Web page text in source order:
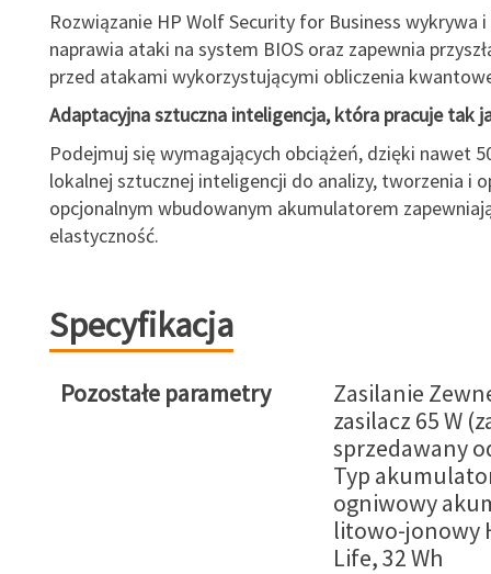
Rozwiązanie HP Wolf Security for Business wykrywa
naprawia ataki na system BIOS oraz zapewnia
przed atakami wykorzystującymi obliczenia
Adaptacyjna sztuczna inteligencja, która pracuje tak
Podejmuj się wymagających obciążeń, dzięki nawet
lokalnej sztucznej inteligencji do analizy, tworzenia i
opcjonalnym wbudowanym akumulatorem
elastyczność.
Specyfikacja
Pozostałe parametry
Zasilanie
zasilacz 65 W
sprzedawany
Typ
ogniwowy
litowo-jonowy
Life, 32 Wh